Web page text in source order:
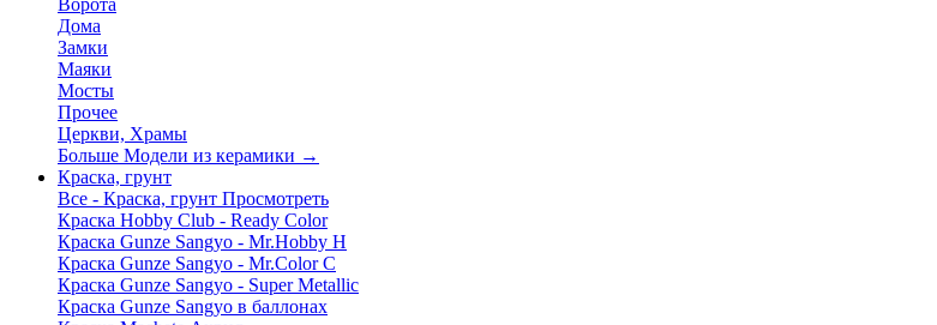
Ворота
Дома
Замки
Маяки
Мосты
Прочее
Церкви, Храмы
Больше Модели из керамики →
Краска, грунт
Все - Краска, грунт Просмотреть
Краска Hobby Club - Ready Color
Краска Gunze Sangyo - Mr.Hobby H
Краска Gunze Sangyo - Mr.Color C
Краска Gunze Sangyo - Super Metallic
Краска Gunze Sangyo в баллонах